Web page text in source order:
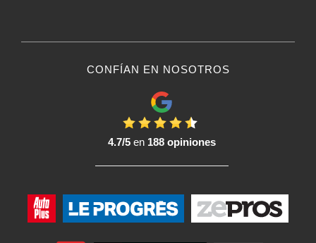
CONFÍAN EN NOSOTROS
4.7/5en 188 opiniones